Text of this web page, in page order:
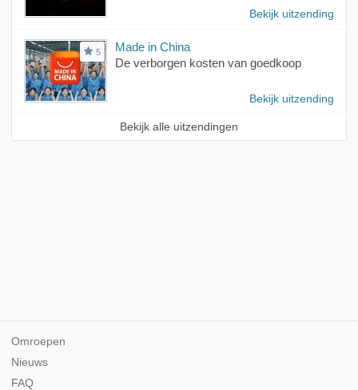
Bekijk uitzending
5
Made in China
De verborgen kosten van goedkoop
Bekijk uitzending
Bekijk alle uitzendingen
Omroepen
Nieuws
FAQ